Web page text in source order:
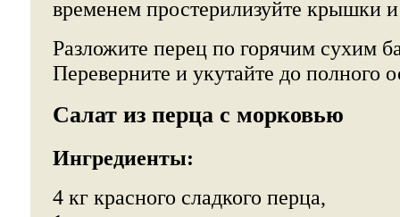
временем простерилизуйте крышки
Разложите перец по горячим сухим
Переверните и укутайте до полного
Салат из перца с морковью
Ингредиенты:
4 кг красного сладкого перца,